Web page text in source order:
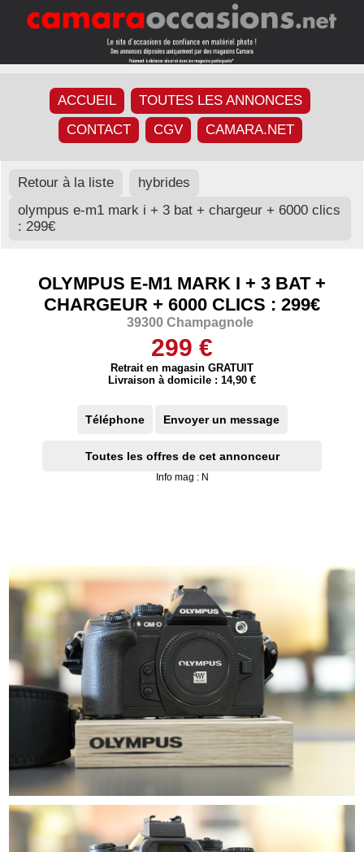
ACCUEIL
TOUTES LES ANNONCES
CONTACT
CGV CAMARA.NET
Retour à la liste
hybrides
olympus e-m1 mark i + 3 bat + chargeur + 6000 clics
: 299€
OLYMPUS E-M1 MARK I + 3 BAT +
CHARGEUR + 6000 CLICS : 299€
39300 Champagnole
299 €
Retrait en magasin GRATUIT
Livraison à domicile : 14,90 €
Téléphone Envoyer un message
Toutes les offres de cet annonceur
Info mag : N